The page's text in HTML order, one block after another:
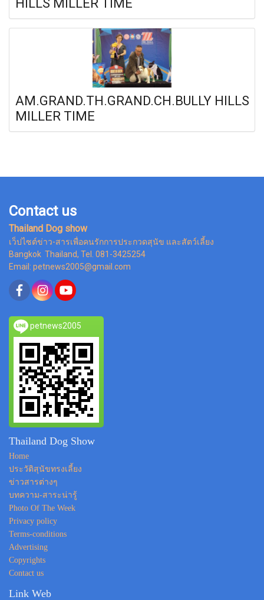
HILLS MILLER TIME
AM.GRAND.TH.GRAND.CH.BULLY HILLS
MILLER TIME
Contact us
Thailand Dog show
เว็ปไซต์ข่าว-สารเพื่อคนรักการประกวดสุนัข และสัตว์เลี้ยง
Bangkok Thailand, Tel. 081-3425254
Email: petnews2005@gmail.com
petnews2005
Thailand Dog Show
Home
ประวัติสุนัขทรงเลี้ยง
ข่าวสารต่างๆ
บทความ-สาระน่ารู้
Photo Of The Week
Privacy policy
Terms-conditions
Advertising
Copyrights
Contact us
Link Web